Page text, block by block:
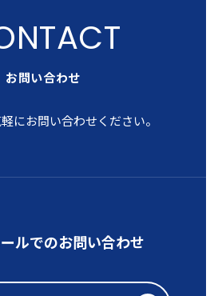
お問い合わせ
にお問い合わせください。
ルでのお問い合わせ